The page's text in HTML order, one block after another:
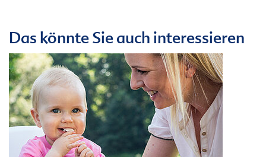
Das könnte Sie auch interessieren